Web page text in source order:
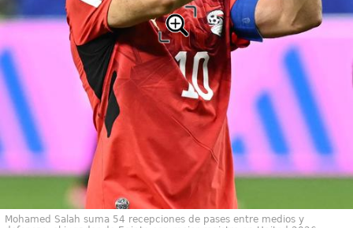
Mohamed Salah suma 54 recepciones de pases entre medios y